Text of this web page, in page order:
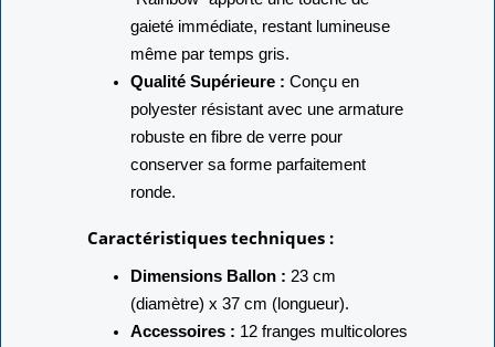
gaieté immédiate, restant lumineuse
même par temps gris.
Qualité Supérieure : Conçu en
polyester résistant avec une armature
robuste en fibre de verre pour
conserver sa forme parfaitement
ronde.
Caractéristiques techniques :
Dimensions Ballon : 23 cm
(diamètre) x 37 cm (longueur).
Accessoires : 12 franges multicolores